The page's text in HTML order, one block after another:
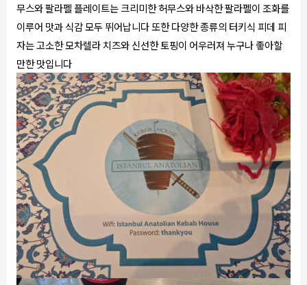
무스와 팔라펠 플레이트는 크리미한 허무스와 바삭한 팔라펠이 조화를
이루어 맛과 식감 모두 뛰어납니다 또한 다양한 종류의 터키식 피데 피
자는 고소한 모차렐라 치즈와 신선한 토핑이 어우러져 누구나 좋아할
만한 맛입니다